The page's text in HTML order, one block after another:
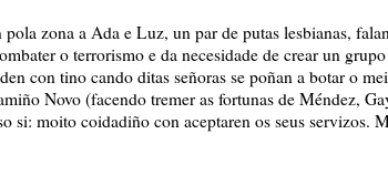
pola zona a Ada e Luz, un par de putas lesbianas,
o terrorismo e da necesidade de crear un
con tino cando ditas señoras se poñan a botar o
Novo (facendo tremer as fortunas de Méndez,
si: moito coidadiño con aceptaren os seus servizos.